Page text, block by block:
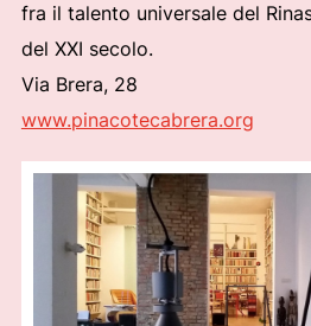
fra il talento universale del
del XXI secolo.
Via Brera, 28
www.pinacotecabrera.org